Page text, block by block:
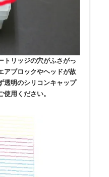
トリッジの穴がふさがっ
アブロックやヘッドが故
透明のシリコンキャップ
用ください。